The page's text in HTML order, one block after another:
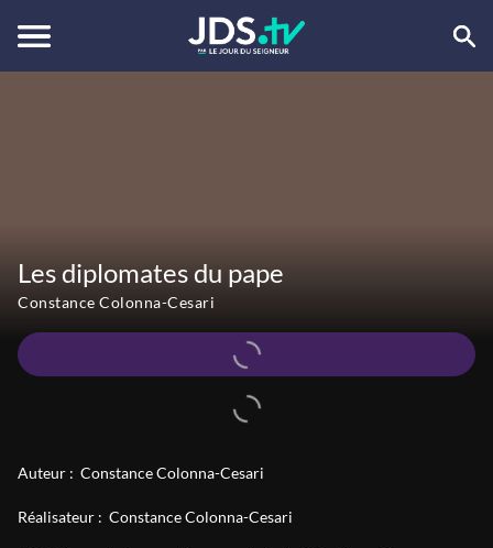
Les diplomates du pape
Constance Colonna-Cesari
Auteur : Constance Colonna-Cesari
Réalisateur : Constance Colonna-Cesari